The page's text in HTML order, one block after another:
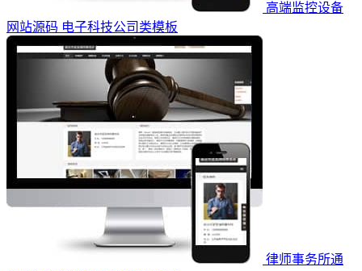
高端监控设备
网站源码 电子科技公司类模板
律师事务所通